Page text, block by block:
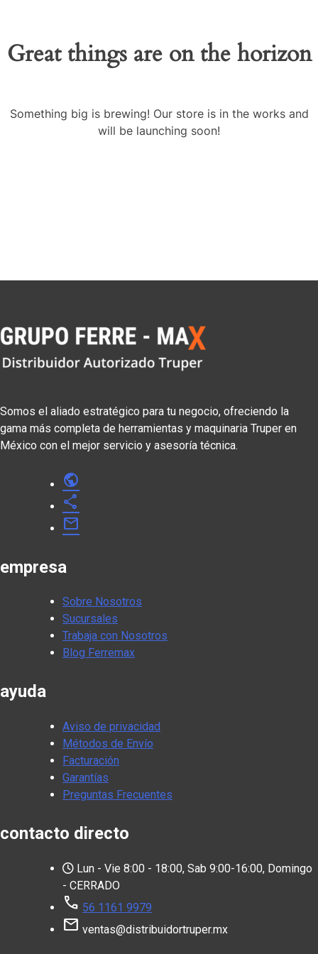
Great things are on the horizon
Something big is brewing! Our store is in the works and
will be launching soon!
Somos el aliado estratégico para tu negocio, ofreciendo la
gama más completa de herramientas y maquinaria Truper en
México con el mejor servicio y asesoría técnica.
public
share
mail
empresa
Sobre Nosotros
Sucursales
Trabaja con Nosotros
Blog Ferremax
ayuda
Aviso de privacidad
Métodos de Envío
Facturación
Garantías
Preguntas Frecuentes
contacto directo
Lun - Vie 8:00 - 18:00, Sab 9:00-16:00, Domingo
- CERRADO
call 56 1161 9979
mail ventas@distribuidortruper.mx